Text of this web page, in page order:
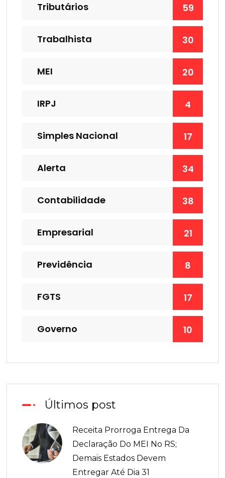
Tributários 59
Trabalhista 30
MEI 20
IRPJ 4
Simples Nacional 17
Alerta 34
Contabilidade 38
Empresarial 21
Previdência 8
FGTS 17
Governo 10
Últimos post
Receita Prorroga Entrega Da
Declaração Do MEI No RS;
Demais Estados Devem
Entregar Até Dia 31